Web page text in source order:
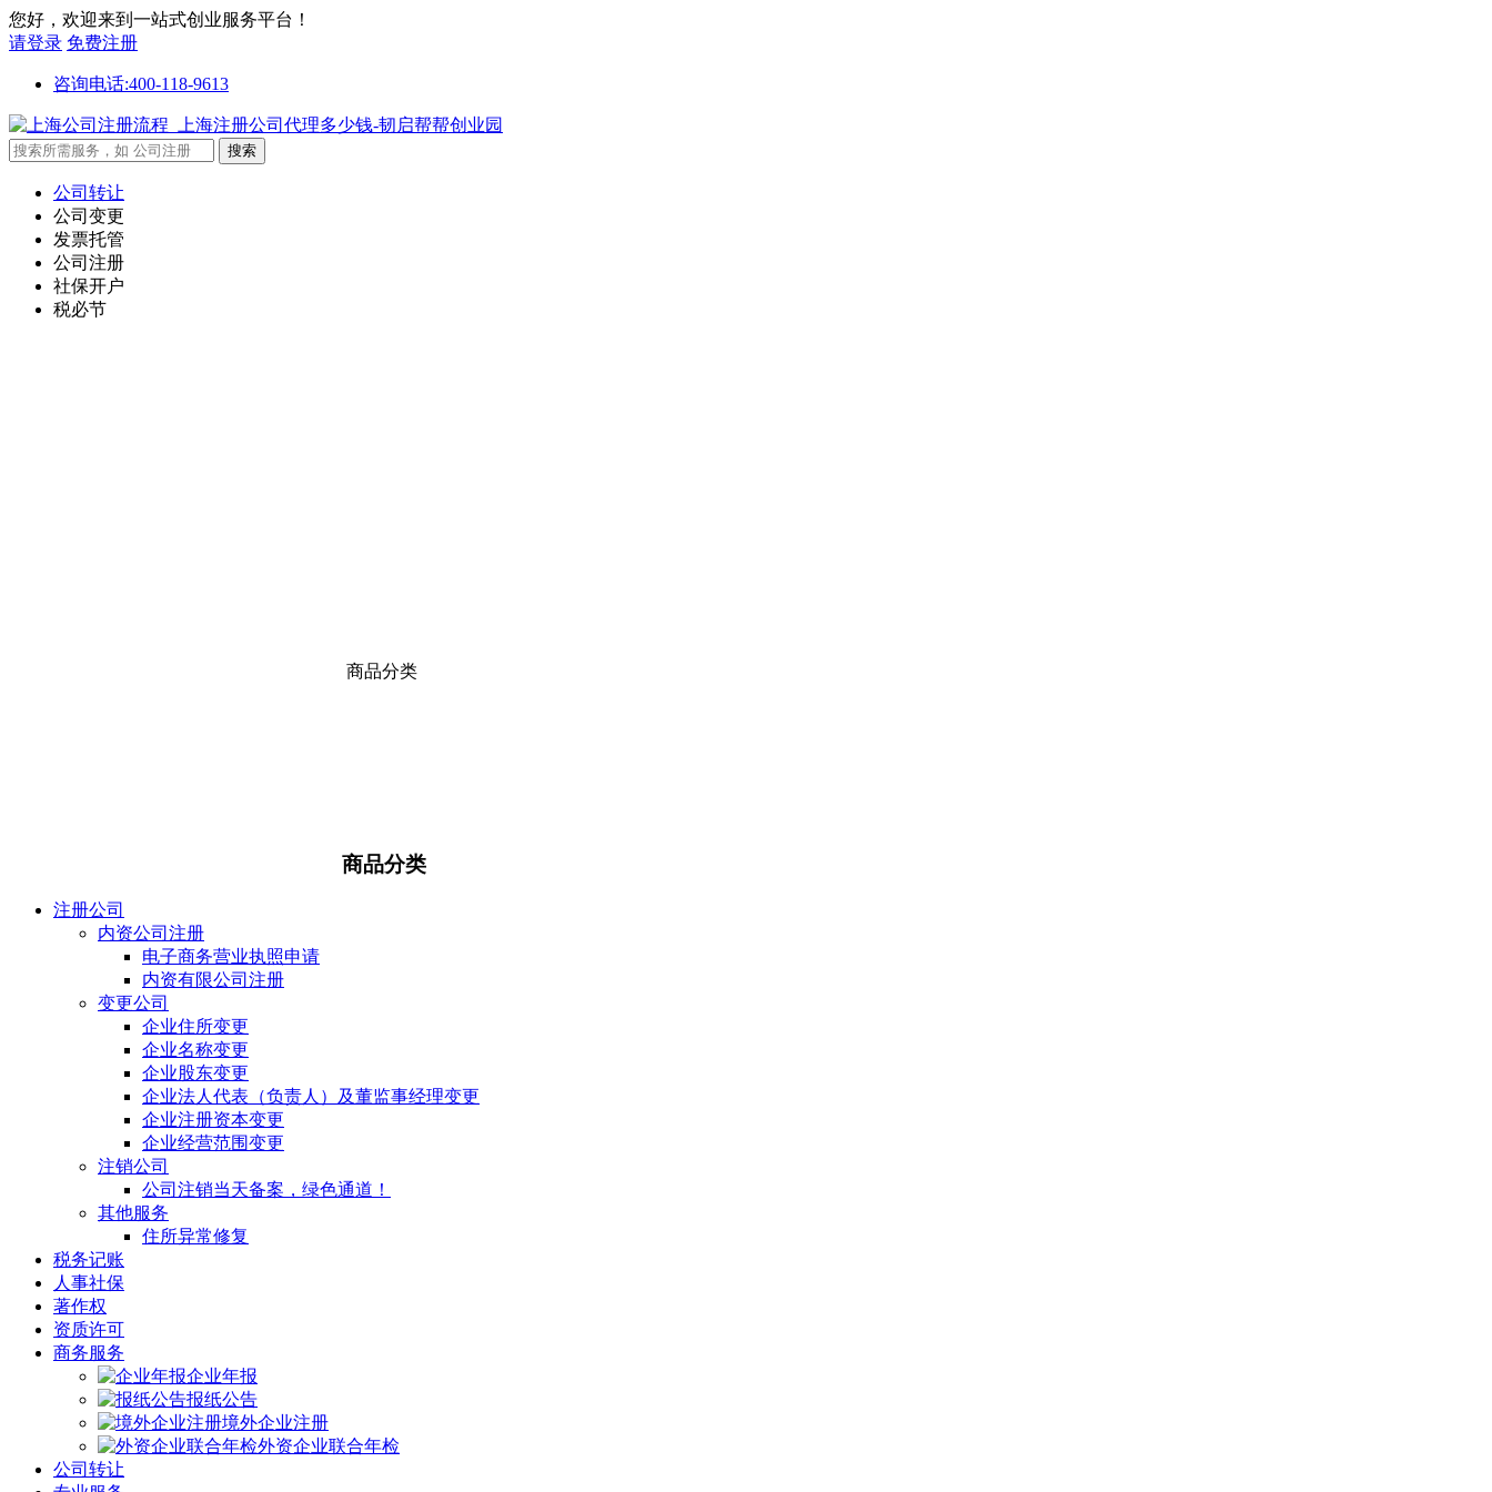
您好，欢迎来到一站式创业服务平台！
请登录 免费注册
咨询电话:400-118-9613
公司转让
公司变更
发票托管
公司注册
社保开户
税必节
商品分类
商品分类
注册公司
内资公司注册
电子商务营业执照申请
内资有限公司注册
变更公司
企业住所变更
企业名称变更
企业股东变更
企业法人代表（负责人）及董监事经理变更
企业注册资本变更
企业经营范围变更
注销公司
公司注销当天备案，绿色通道！
其他服务
住所异常修复
税务记账
人事社保
著作权
资质许可
商务服务
企业年报
报纸公告
境外企业注册
外资企业联合年检
公司转让